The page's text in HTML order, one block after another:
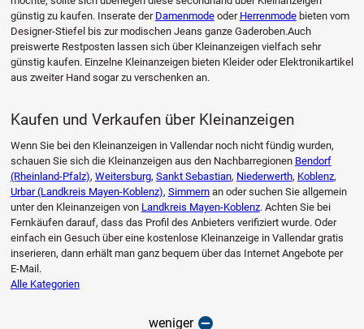
günstig zu kaufen. Inserate der Damenmodeoder Herrenmodebieten vom
Designer-Stiefel bis zur modischen Jeans ganze Gaderoben.Auch
preiswerte Restposten lassen sich über Kleinanzeigen vielfach sehr
günstig kaufen. Einzelne Kleinanzeigen bieten Kleider oder Elektronikartikel
aus zweiter Hand sogar zu verschenken an.
Kaufen und Verkaufen über Kleinanzeigen
Wenn Sie bei den Kleinanzeigen in Vallendar noch nicht fündig wurden,
schauen Sie sich die Kleinanzeigen aus den Nachbarregionen Bendorf
(Rheinland-Pfalz), Weitersburg, Sankt Sebastian, Niederwerth, Koblenz,
Urbar (Landkreis Mayen-Koblenz), Simmernan oder suchen Sie allgemein
unter den Kleinanzeigen von Landkreis Mayen-Koblenz. Achten Sie bei
Fernkäufen darauf, dass das Profil des Anbieters verifiziert wurde. Oder
einfach ein Gesuch über eine kostenlose Kleinanzeige in Vallendar gratis
inserieren, dann erhält man ganz bequem über das Internet Angebote per
E-Mail.
Alle Kategorien
weniger